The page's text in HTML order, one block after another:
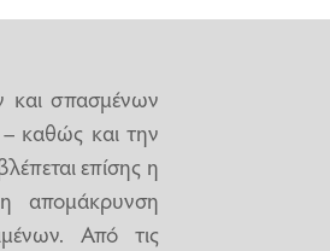
και σπασμένων
– καθώς και την
επίσης η
απομάκρυνση
Από τις